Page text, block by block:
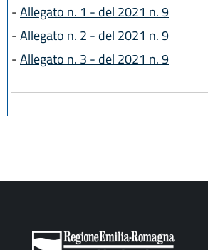
-Allegato n. 1 - del 2021 n. 9
-Allegato n. 2 - del 2021 n. 9
-Allegato n. 3 - del 2021 n. 9